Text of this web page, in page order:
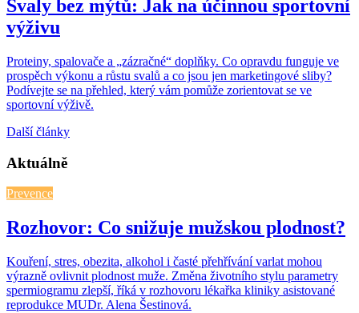
Svaly bez mýtů: Jak na účinnou sportovní
výživu
Proteiny, spalovače a „zázračné“ doplňky. Co opravdu funguje ve
prospěch výkonu a růstu svalů a co jsou jen marketingové sliby?
Podívejte se na přehled, který vám pomůže zorientovat se ve
sportovní výživě.
Další články
Aktuálně
Prevence
Rozhovor: Co snižuje mužskou plodnost?
Kouření, stres, obezita, alkohol i časté přehřívání varlat mohou
výrazně ovlivnit plodnost muže. Změna životního stylu parametry
spermiogramu zlepší, říká v rozhovoru lékařka kliniky asistované
reprodukce MUDr. Alena Šestinová.